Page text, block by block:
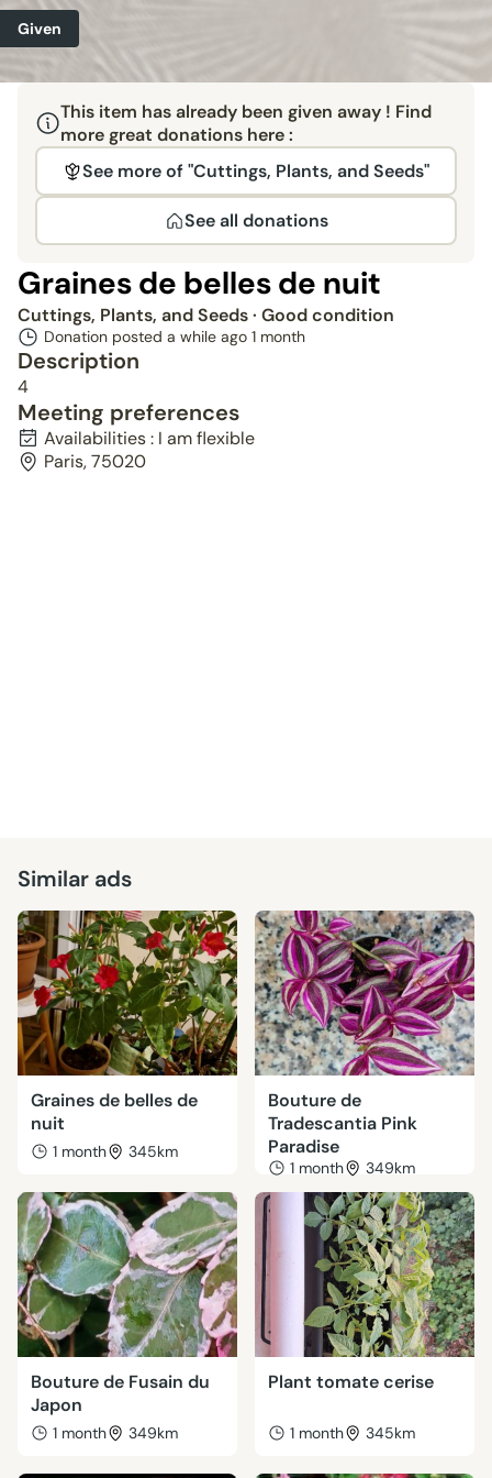
Given
This item has already been given away ! Find
more great donations here :
See more of "Cuttings, Plants, and Seeds"
See all donations
Graines de belles de nuit
Cuttings, Plants, and Seeds· Good condition
Donation posted a while ago 1 month
Description
4
Meeting preferences
Availabilities : I am flexible
Paris, 75020
Similar ads
Graines de belles de
nuit
1 month 345km
Bouture de
Tradescantia Pink
Paradise
1 month 349km
Bouture de Fusain du
Japon
1 month 349km
Plant tomate cerise
1 month 345km